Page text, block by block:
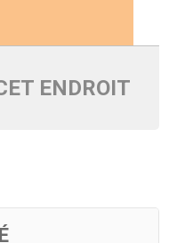
ENDROIT